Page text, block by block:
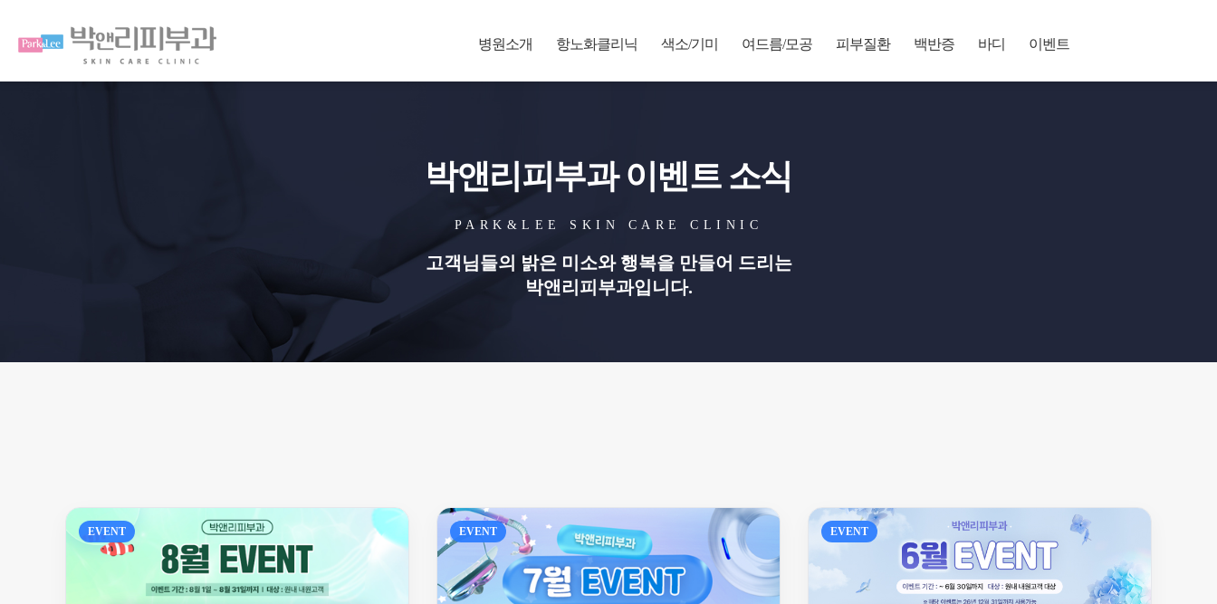
병원소개 항노화클리닉 색소/기미 여드름/모공 피부질환 백반증 바디 이벤트
박앤리피부과 이벤트 소식
PARK&LEE SKIN CARE CLINIC
고객님들의 밝은 미소와 행복을 만들어 드리는
박앤리피부과입니다.
EVENT EVENT EVENT